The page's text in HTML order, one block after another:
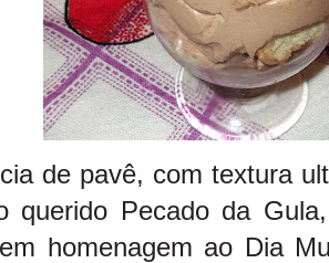
de pavê, com textura
querido Pecado da Gula
homenagem ao Dia